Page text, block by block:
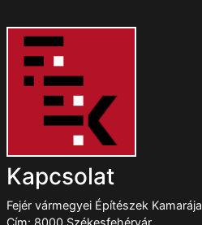
Kapcsolat
Fejér vármegyei Építészek Kamarája
Cím: 8000 Székesfehérvár,